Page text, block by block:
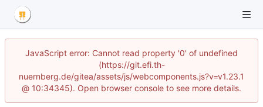
JavaScript error: Cannot read property '0' of undefined
(https://git.efi.th-
nuernberg.de/gitea/assets/js/webcomponents.js?v=v1.23.1
@ 10:34345). Open browser console to see more details.